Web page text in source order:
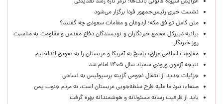
نشست خبری رئیس‌جمهور فردا برگزار می‌شود
متن کامل توافق مکه؛ اردوغان و مقامات سعودی چه گفتند؟
بیانیه دبیرکل مجمع خبرنگاران و نویسندگان دفاع مقدس و مقاومت به مناسبت
روز خبرنگار
مقاومت اسلامی عراق: پاسخ به آمریکا و عربستان را به تعویق انداختیم
نتیجه آزمون ورودی سمپاد سال ۱۴۰۵ اعلام شد
جزئیات جدید از انتقال نجومی گزینه پرسپولیس به نساجی
صنعاء: نبرد ما علیه طرح سلطه‌جویی عربستان است، نه مردم جنوب یمن
باید از ظرفیت رسانه مسئولانه و هوشمندانه بهره گرفت